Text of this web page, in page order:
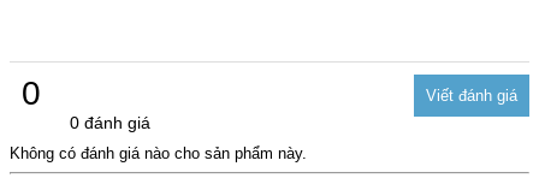
0
0 đánh giá
Không có đánh giá nào cho sản phẩm này.